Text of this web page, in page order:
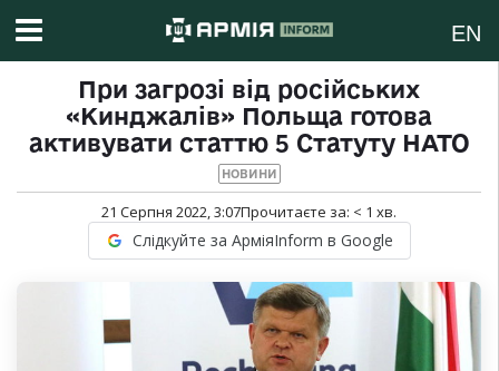
EN
При загрозі від російських
«Кинджалів» Польща готова
активувати статтю 5 Статуту НАТО
НОВИНИ
21 Серпня 2022, 3:07Прочитаєте за: < 1 хв.
Слідкуйте за АрміяInform в Google